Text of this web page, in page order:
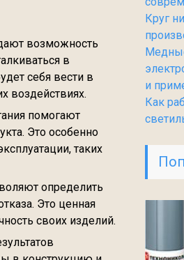
возможность
в
себя вести в
воздействиях.
помогают
Это особенно
таких
определить
Это ценная
своих изделий.
Круг
и
Как